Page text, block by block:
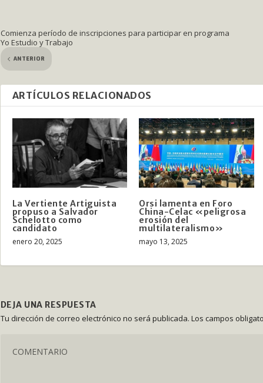
Comienza período de inscripciones para participar en programa
Yo Estudio y Trabajo
ANTERIOR
ARTÍCULOS RELACIONADOS
La Vertiente Artiguista
propuso a Salvador
Schelotto como
candidato
enero 20, 2025
Orsi lamenta en Foro
China-Celac «peligrosa
erosión del
multilateralismo»
mayo 13, 2025
DEJA UNA RESPUESTA
Tu dirección de correo electrónico no será publicada. Los campos